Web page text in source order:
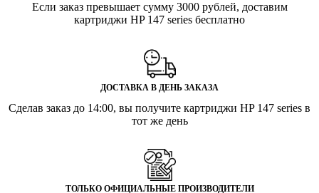
Если заказ превышает сумму 3000 рублей, доставим
картриджи HP 147 series бесплатно
ДОСТАВКА В ДЕНЬ ЗАКАЗА
Сделав заказ до 14:00, вы получите картриджи HP 147 series в
тот же день
ТОЛЬКО ОФИЦИАЛЬНЫЕ ПРОИЗВОДИТЕЛИ